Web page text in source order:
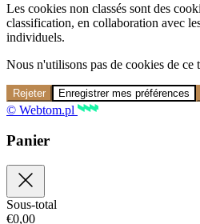
Les cookies non classés sont des
classification, en collaboration avec
individuels.
Nous n'utilisons pas de cookies de ce
Rejeter Enregistrer mes préférences
© Webtom.pl
Panier
Sous-total
€0,00